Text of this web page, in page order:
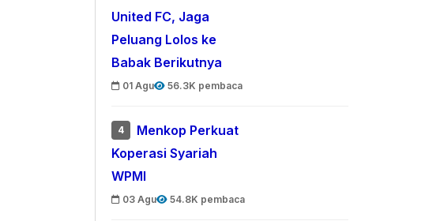
United FC, Jaga
Peluang Lolos ke
Babak Berikutnya
01 Agu 56.3K pembaca
4
Menkop Perkuat
Koperasi Syariah
WPMI
03 Agu 54.8K pembaca